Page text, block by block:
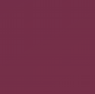
de
Aptana Start Page »
Radrails